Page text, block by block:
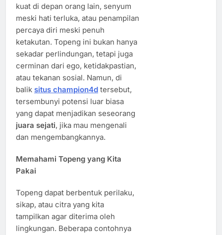
kuat di depan orang lain, senyum
meski hati terluka, atau penampilan
percaya diri meski penuh
ketakutan. Topeng ini bukan hanya
sekadar perlindungan, tetapi juga
cerminan dari ego, ketidakpastian,
atau tekanan sosial. Namun, di
balik situs champion4d tersebut,
tersembunyi potensi luar biasa
yang dapat menjadikan seseorang
juara sejati, jika mau mengenali
dan mengembangkannya.
Memahami Topeng yang Kita
Pakai
Topeng dapat berbentuk perilaku,
sikap, atau citra yang kita
tampilkan agar diterima oleh
lingkungan. Beberapa contohnya